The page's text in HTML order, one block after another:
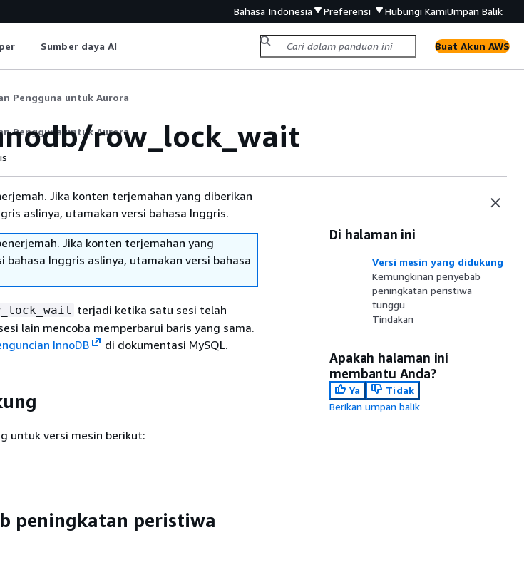
Bahasa Indonesia Preferensi Hubungi KamiUmpan Balik
Sumber daya AI Buat Akun AWS
Pengguna untuk Aurora
Pengguna untuk Aurorarow_lock_wait
Jika konten terjemahan yang diberikan
aslinya, utamakan versi bahasa Inggris.
Jika konten terjemahan yang
Inggris aslinya, utamakan versi bahasa
terjadi ketika satu sesi telah
lain mencoba memperbarui baris yang sama.
InnoDB di dokumentasi MySQL.
untuk versi mesin berikut:
peningkatan peristiwa
Di halaman ini
Versi mesin yang didukung
Kemungkinan penyebab
peningkatan peristiwa
tunggu
Tindakan
Apakah halaman ini
membantu Anda?
Ya
Tidak
Berikan umpan balik